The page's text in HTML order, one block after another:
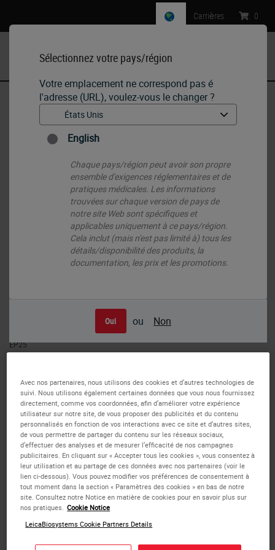
Sélectionnez votre pays/région
Votre emplacement ne correspond pas é
l'adresse (URL), voulez-vous le changer ?
English
Chaque pays/région peut avoir son propre
ensemble d'exigences réglementaires et de
pratiques médicales. Les informations
trouvées sur chaque version de pays de
notre site Web sont spécifiques et
applicables uniquement à ce pays/région.
Cela inclut (mais n'est pas limité à) tous les
détails/disponibilité des produits, la
documentation, les prix et les promotions.
Oui ou Non
Carrières : 0
IHC & ISH • IHC Primary Antibodies-FR CDX2
Human colonic adenocarcinoma: immunohistochemical staining for CDX2.
Note the nuclear and cytoplasmic staining of malignant cells. CDX2: clone
EP25
CDX2
Description de l'antigène
Le CDX2est un facteur de transcription caudal-type
homéobox spécifique de l'intestin, qui est exprimé tôt dans
le développement intestinal et pourrait être impliqué dans
la régulation de la prolifération et de la différenciation des
cellules épithéliales de l'intestin.
Le CDX2, comme le CDX1, est particulièrement intéressant
car l'intestin est le seul organe contenant des taux
Avec nos partenaires, nous utilisons des cookies et d’autres technologies de
suivi. Nous utilisons également certaines données que vous nous fournissez
directement, comme vos coordonnées, afin d’améliorer votre expérience
utilisateur sur notre site, de vous proposer des publicités et du contenu
personnalisés en fonction de vos interactions avec ce site et d’autres sites,
de vous permettre de partager du contenu sur les réseaux sociaux,
d’effectuer des analyses et de mesurer l’efficacité de nos campagnes
publicitaires. En cliquant sur « Accepter tous les cookies », vous consentez à
leur utilisation et au partage de ces données avec nos partenaires (voir le
lien ci-dessous). Vous pouvez modifier vos préférences de consentement à
tout moment dans la section « Paramètres des cookies » en bas de notre
site. Consultez notre Notice en matière de cookies pour en savoir plus sur
nos pratiques. Cookie Notice
LeicaBiosystems Cookie Partners Details